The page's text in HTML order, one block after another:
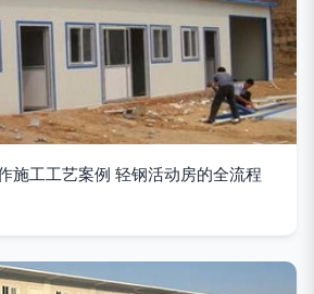
施工工艺案例 轻钢活动房的全流程